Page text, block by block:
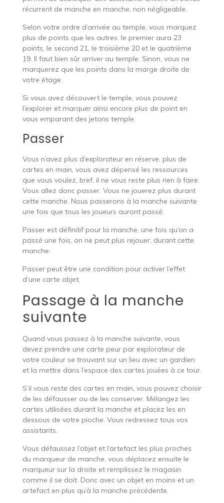
récurrent de manche en manche, non négligeable.
Selon votre ordre d’arrivée au temple, vous marquez
plus de points que les autres. le premier aura 23
points, le second 21, le troisième 20 et le quatrième
19. Il faut bien sûr arriver au temple. Sinon, vous ne
marquerez que les points dans la marge droite de
votre étage.
Si vous avez découvert le temple, vous pouvez
l’explorer et marquer ainsi encore plus de point en
vous emparant des jetons temple.
Passer
Vous n’avez plus d’explorateur en réserve, plus de
cartes en main, vous avez dépensé les ressources
que vous voulez, bref, il ne vous reste plus rien à faire.
Vous allez donc passer. Vous ne jouerez plus durant
cette manche. Nous passerons à la manche suivante
une fois que tous les joueurs auront passé.
Passer est définitif pour la manche, une fois qu’on a
passé une fois, on ne peut plus rejouer, durant cette
manche.
Passer peut être une condition pour activer l’effet
d’une carte objet.
Passage à la manche
suivante
Quand vous passez à la manche suivante, vous
devez prendre une carte peur par explorateur de
votre couleur se trouvant sur un lieu avec un gardien
et la mettre dans l’espace des cartes jouées à ce tour.
S’il vous reste des cartes en main, vous pouvez choisir
de les défausser ou de les conserver. Mélangez les
cartes utilisées durant la manche et placez les en
dessous de votre pioche. Vous redressez tous vos
assistants.
Vous défaussez l’objet et l’artefact les plus proches
du marqueur de manche, vous déplacez ensuite le
marqueur sur la droite et remplissez le magasin
comme il se doit. Donc avec un objet en moins et un
artefact en plus qu’à la manche précédente.